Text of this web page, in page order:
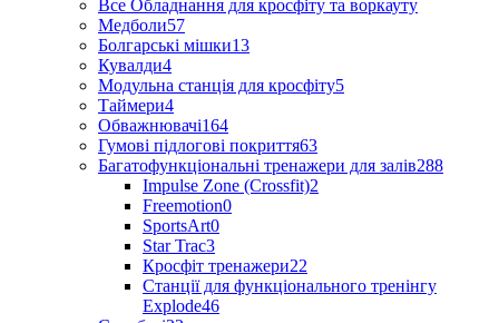
Все Обладнання для кросфіту та воркауту
Медболи57
Болгарські мішки13
Кувалди4
Модульна станція для кросфіту5
Таймери4
Обважнювачі164
Гумові підлогові покриття63
Багатофункціональні тренажери для залів288
Impulse Zone (Crossfit)2
Freemotion0
SportsArt0
Star Trac3
Кросфіт тренажери22
Станції для функціонального тренінгу
Explode46